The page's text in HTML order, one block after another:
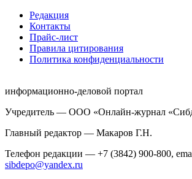
Редакция
Контакты
Прайс-лист
Правила цитирования
Политика конфиденциальности
информационно-деловой портал
Учредитель — ООО «Онлайн-журнал
Главный редактор — Макаров Г.Н.
Телефон редакции — +7 (3842) 900-800,
sibdepo@yandex.ru